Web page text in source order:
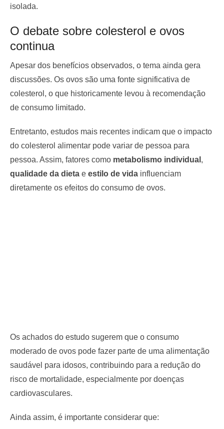
isolada.
O debate sobre colesterol e ovos
continua
Apesar dos benefícios observados, o tema ainda gera
discussões. Os ovos são uma fonte significativa de
colesterol, o que historicamente levou à recomendação
de consumo limitado.
Entretanto, estudos mais recentes indicam que o impacto
do colesterol alimentar pode variar de pessoa para
pessoa. Assim, fatores como metabolismo individual ,
qualidade da dieta e estilo de vida influenciam
diretamente os efeitos do consumo de ovos.
Os achados do estudo sugerem que o consumo
moderado de ovos pode fazer parte de uma alimentação
saudável para idosos, contribuindo para a redução do
risco de mortalidade, especialmente por doenças
cardiovasculares.
Ainda assim, é importante considerar que: